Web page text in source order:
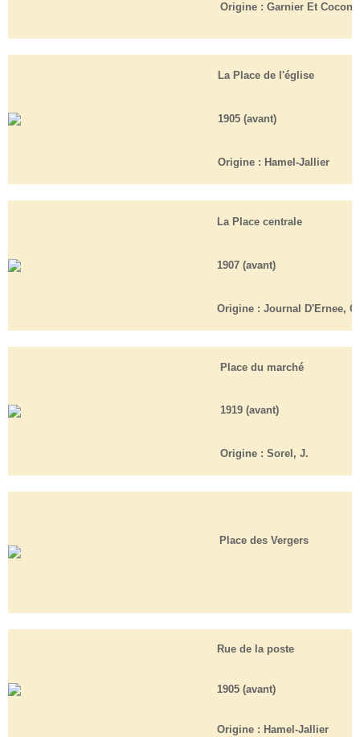
Origine : Garnier Et
La Place de l'église
1905 (avant)
Origine : Hamel-Jallier
La Place centrale
1907 (avant)
Origine : Journal D'Ernee,
Place du marché
1919 (avant)
Origine : Sorel, J.
Place des Vergers
Rue de la poste
1905 (avant)
Origine : Hamel-Jallier